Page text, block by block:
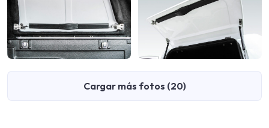
Cargar más fotos (20)